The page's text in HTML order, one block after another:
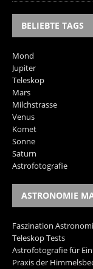
BELIEBTE TAGS
Mond
Jupiter
Teleskop
Mars
Milchstrasse
Venus
Komet
Sonne
Saturn
Astrofotografie
ASTRONOMIE
Faszination
Teleskop Tests
Astrofotografie für
Praxis der